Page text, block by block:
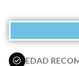
EDAD